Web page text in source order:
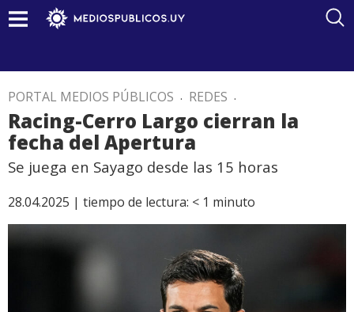
PORTAL MEDIOS PÚBLICOS . REDES .
Racing-Cerro Largo cierran la
fecha del Apertura
Se juega en Sayago desde las 15 horas
28.04.2025 | tiempo de lectura: < 1 minuto